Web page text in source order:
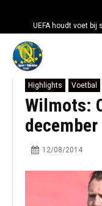
UEFA houdt voet bij
Highlights Voetbal
Wilmots:
12/08/2014